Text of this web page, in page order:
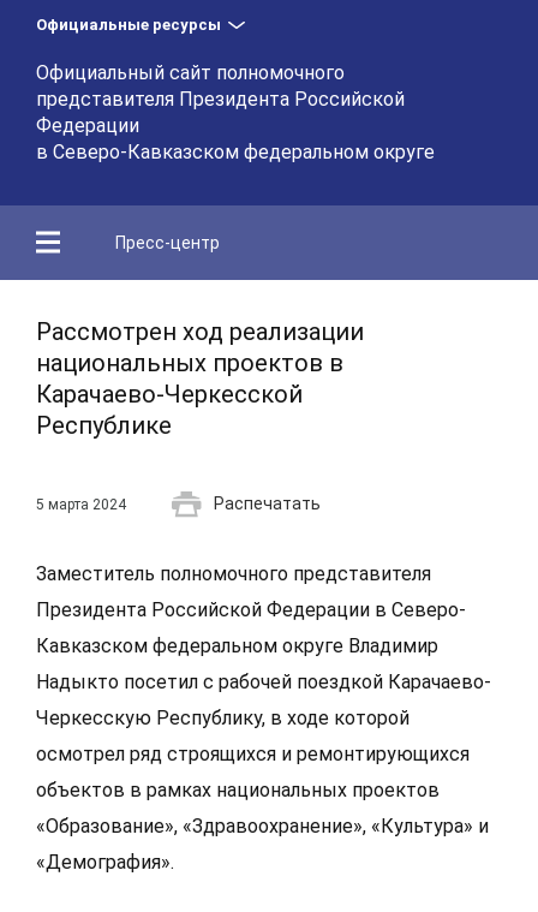
Официальные ресурсы
Официальный сайт полномочного
представителя Президента Российской
Федерации
в Северо-Кавказском федеральном округе
Пресс-центр
Рассмотрен ход реализации
национальных проектов в
Карачаево-Черкесской
Республике
5 марта 2024 Распечатать
Заместитель полномочного представителя
Президента Российской Федерации в Северо-
Кавказском федеральном округе Владимир
Надыкто посетил с рабочей поездкой Карачаево-
Черкесскую Республику, в ходе которой
осмотрел ряд строящихся и ремонтирующихся
объектов в рамках национальных проектов
«Образование», «Здравоохранение», «Культура» и
«Демография».